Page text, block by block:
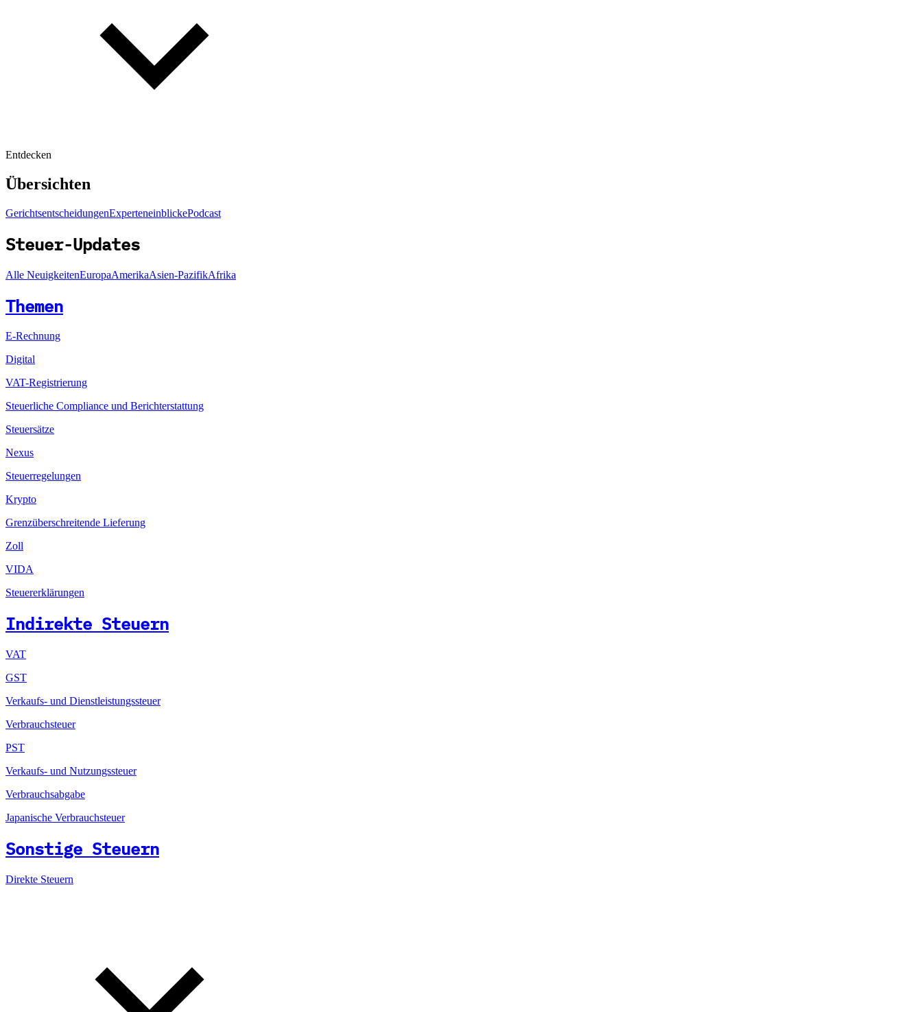
Entdecken
Übersichten
GerichtsentscheidungenExperteneinblickePodcast
Steuer-Updates
Alle NeuigkeitenEuropaAmerikaAsien-PazifikAfrika
Themen
E-Rechnung
Digital
VAT-Registrierung
Steuerliche Compliance und Berichterstattung
Steuersätze
Nexus
Steuerregelungen
Krypto
Grenzüberschreitende Lieferung
Zoll
VIDA
Steuererklärungen
Indirekte Steuern
VAT
GST
Verkaufs- und Dienstleistungssteuer
Verbrauchsteuer
PST
Verkaufs- und Nutzungssteuer
Verbrauchsabgabe
Japanische Verbrauchsteuer
Sonstige Steuern
Direkte Steuern